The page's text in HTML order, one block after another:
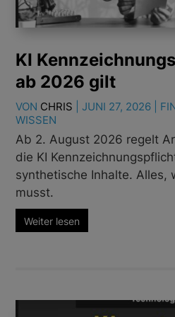
KI
ab 2026 gilt
VON CHRIS JUNI 27, 2026
WISSEN
Ab 2. August 2026 regelt
die KI
synthetische Inhalte. Alles,
musst.
Weiter lesen